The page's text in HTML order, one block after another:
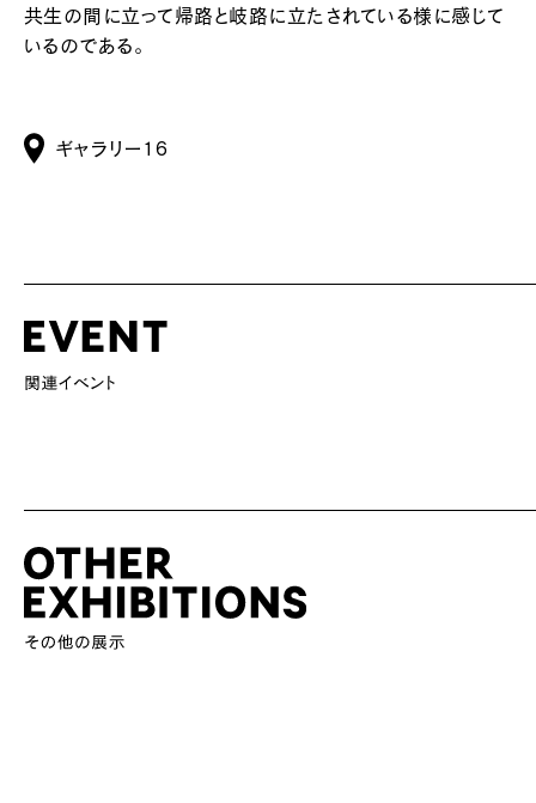
共生の間に立って帰路と岐路に立たされている様に感じて
いるのである。
ギャラリー16